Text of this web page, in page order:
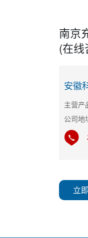
南京
(在线
安徽
主营产
立